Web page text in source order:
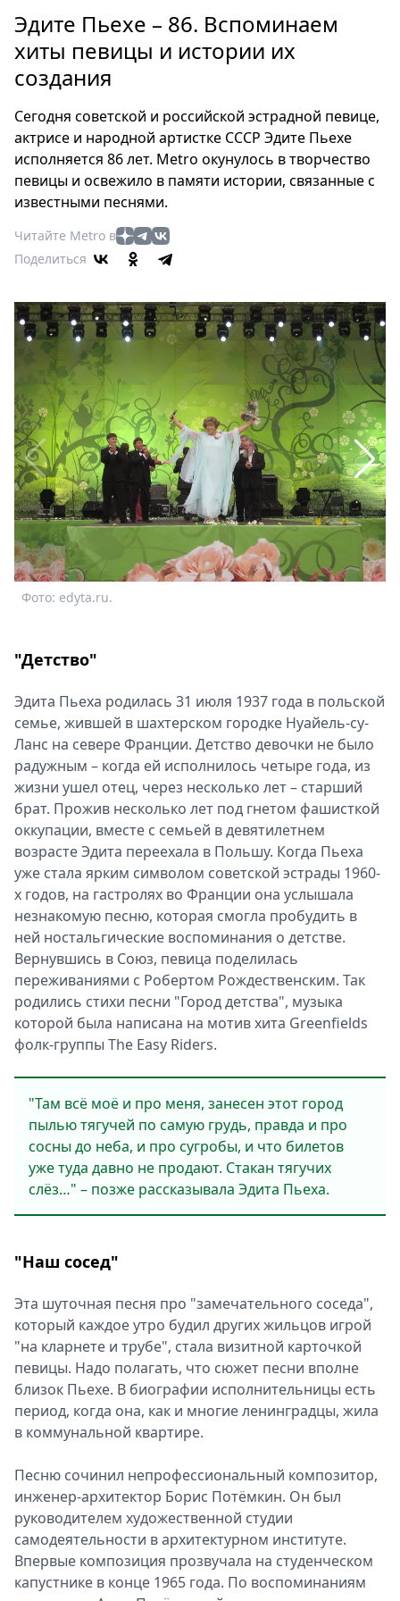
Россия
Мир
Здоровье
Туризм
Мода
Театр
Кино
Афиша
Книги
Пресс-
релизы
О
Metro
Стримы
Спецпроекты
Звезды
Выборы
2026
Скачай
Metro
Эдите Пьехе – 86. Вспоминаем
хиты певицы и истории их
создания
Сегодня советской и российской эстрадной певице,
актрисе и народной артистке СССР Эдите Пьехе
исполняется 86 лет. Metro окунулось в творчество
певицы и освежило в памяти истории, связанные с
известными песнями.
Читайте Metro в
Поделиться
Фото: edyta.ru.
"Детство"
Эдита Пьеха родилась 31 июля 1937 года в польской
семье, жившей в шахтерском городке Нуайель-су-
Ланс на севере Франции. Детство девочки не было
радужным – когда ей исполнилось четыре года, из
жизни ушел отец, через несколько лет – старший
брат. Прожив несколько лет под гнетом фашисткой
оккупации, вместе с семьей в девятилетнем
возрасте Эдита переехала в Польшу. Когда Пьеха
уже стала ярким символом советской эстрады 1960-
х годов, на гастролях во Франции она услышала
незнакомую песню, которая смогла пробудить в
ней ностальгические воспоминания о детстве.
Вернувшись в Союз, певица поделилась
переживаниями с Робертом Рождественским. Так
родились стихи песни "Город детства", музыка
которой была написана на мотив хита Greenfields
фолк-группы The Easy Riders.
"Там всё моё и про меня, занесен этот город
пылью тягучей по самую грудь, правда и про
сосны до неба, и про сугробы, и что билетов
уже туда давно не продают. Стакан тягучих
слёз…" – позже рассказывала Эдита Пьеха.
"Наш сосед"
Эта шуточная песня про "замечательного соседа",
который каждое утро будил других жильцов игрой
"на кларнете и трубе", стала визитной карточкой
певицы. Надо полагать, что сюжет песни вполне
близок Пьехе. В биографии исполнительницы есть
период, когда она, как и многие ленинградцы, жила
в коммунальной квартире.
Песню сочинил непрофессиональный композитор,
инженер-архитектор Борис Потёмкин. Он был
руководителем художественной студии
самодеятельности в архитектурном институте.
Впервые композиция прозвучала на студенческом
капустнике в конце 1965 года. По воспоминаниям